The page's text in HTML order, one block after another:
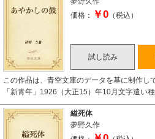
価格：
￥0 （税込）
試し読み
この作品は、青空文庫のデータを基に制作し
「新青年」1926（大正15）年10月文字遣い
縊死体
夢野久作